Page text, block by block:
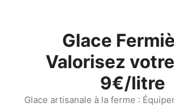
Glace
Valorisez
9€/litre
Glace artisanale à la ferme :